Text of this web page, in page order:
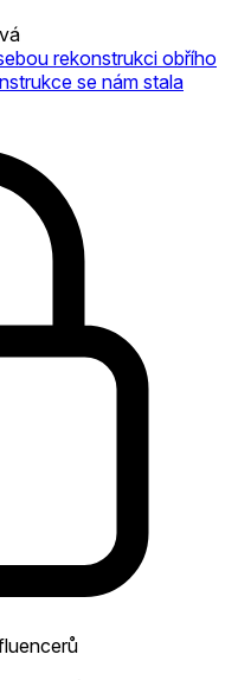
rekonstrukci obřího
se nám stala